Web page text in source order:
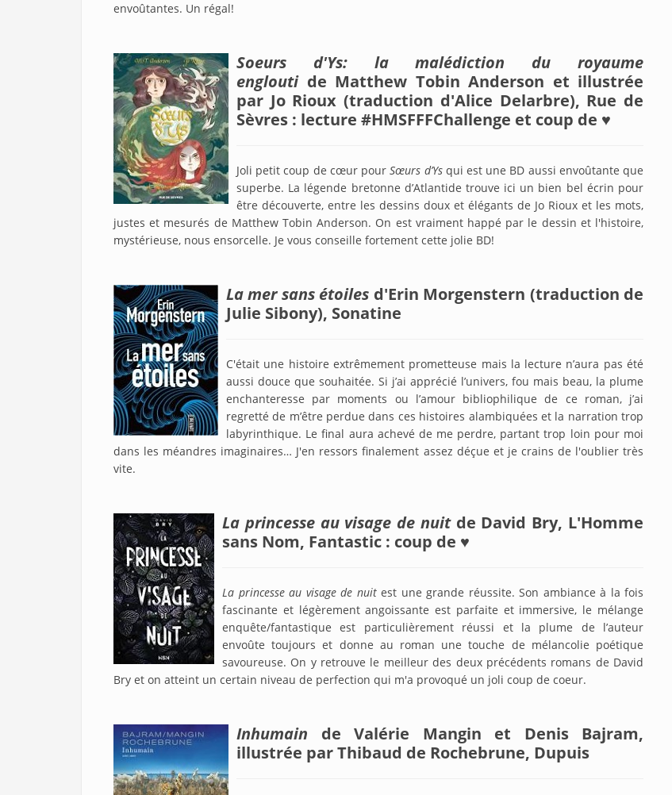
envoûtantes. Un régal!
Soeurs d'Ys: la malédiction du royaume
englouti de Matthew Tobin Anderson et illustrée
par Jo Rioux (traduction d'Alice Delarbre), Rue de
Sèvres : lecture #HMSFFFChallenge et coup de ♥
Joli petit coup de cœur pourSœurs d’Ysqui est une BD aussi envoûtante que
superbe. La légende bretonne d’Atlantide trouve ici un bien bel écrin pour
être découverte, entre les dessins doux et élégants de Jo Rioux et les mots,
justes et mesurés de Matthew Tobin Anderson. On est vraiment happé par le dessin et l'histoire,
mystérieuse, nous ensorcelle. Je vous conseille fortement cette jolie BD!
La mer sans étoiles d'Erin Morgenstern (traduction de
Julie Sibony), Sonatine
C'était une histoire extrêmement prometteuse mais la lecture n’aura pas été
aussi douce que souhaitée. Si j’ai apprécié l’univers, fou mais beau, la plume
enchanteresse par moments ou l’amour bibliophilique de ce roman, j’ai
regretté de m’être perdue dans ces histoires alambiquées et la narration trop
labyrinthique. Le final aura achevé de me perdre, partant trop loin pour moi
dans les méandres imaginaires… J'en ressors finalement assez déçue et je crains de l'oublier très
vite.
La princesse au visage de nuit de David Bry, L'Homme
sans Nom, Fantastic : coup de ♥
La princesse au visage de nuitest une grande réussite. Son ambiance à la fois
fascinante et légèrement angoissante est parfaite et immersive, le mélange
enquête/fantastique est particulièrement réussi et la plume de l’auteur
envoûte toujours et donne au roman une touche de mélancolie poétique
savoureuse. On y retrouve le meilleur des deux précédents romans de David
Bry et on atteint un certain niveau de perfection qui m'a provoqué un joli coup de coeur.
Inhumain
de Valérie Mangin et Denis Bajram,
illustrée par Thibaud de Rochebrune, Dupuis